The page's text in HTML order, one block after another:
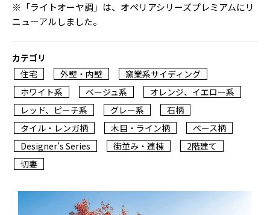
※「ライトオーヤ調」は、オペリアシリーズプレミアムにリ
ニューアルしました。
カテゴリ
住宅
外壁・内壁
窯業系サイディング
ホワイト系
ベージュ系
オレンジ、イエロー系
レッド、ピーチ系
グレー系
石柄
タイル・レンガ柄
木目・ライン柄
ベース柄
Designer's Series
街並み・連棟
2階建て
切妻